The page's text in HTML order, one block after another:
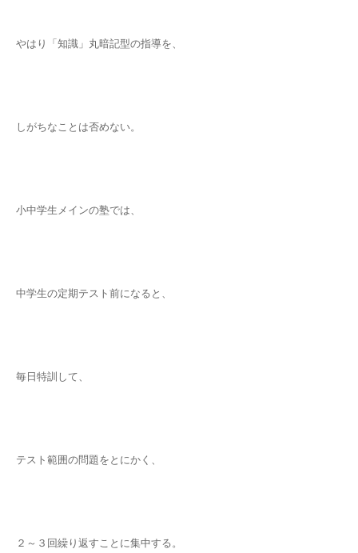
やはり「知識」丸暗記型の指導を、
しがちなことは否めない。
小中学生メインの塾では、
中学生の定期テスト前になると、
毎日特訓して、
テスト範囲の問題をとにかく、
２～３回繰り返すことに集中する。